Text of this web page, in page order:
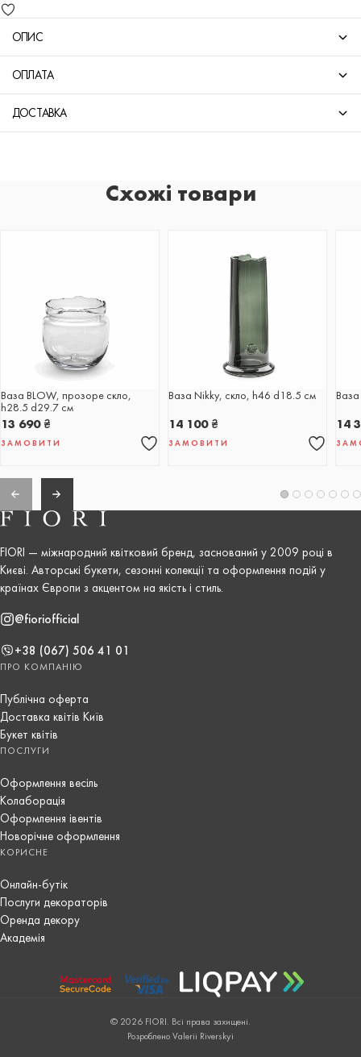
ОПИС
ОПЛАТА
ДОСТАВКА
Схожі товари
Ваза BLOW, прозоре скло,
h28.5 d29.7 см
13 690 ₴
ЗАМОВИТИ
Ваза Nikky, скло, h46 d18.5 см
14 100 ₴
ЗАМОВИТИ
14
FIORI — міжнародний квітковий бренд, заснований у 2009 році в
Києві. Авторські букети, сезонні колекції та оформлення подій у
країнах Європи з акцентом на якість і стиль.
@fioriofficial
+38 (067) 506 41 01
ПРО КОМПАНІЮ
Публічна оферта
Доставка квітів Київ
Букет квітів
ПОСЛУГИ
Оформлення весіль
Колаборація
Оформлення івентів
Новорічне оформлення
КОРИСНЕ
Онлайн-бутік
Послуги декораторів
Оренда декору
Академія
© 2026 FIORI. Всі права захищені.
Розроблено Valerii Riverskyi